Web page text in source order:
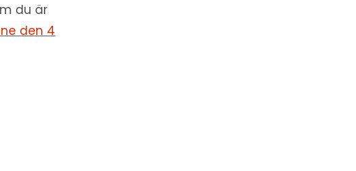
du är
den 4